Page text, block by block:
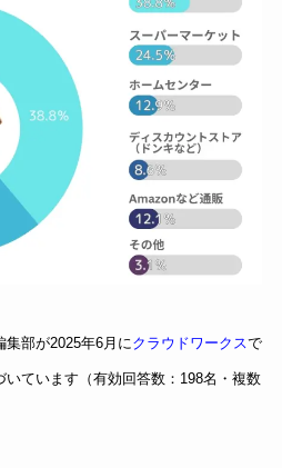
部が2025年6月にクラウドワークスで
ています（有効回答数：198名・複数